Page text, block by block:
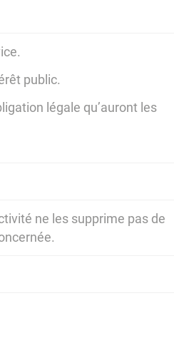
public.
légale qu’auront les
ne les supprime pas de